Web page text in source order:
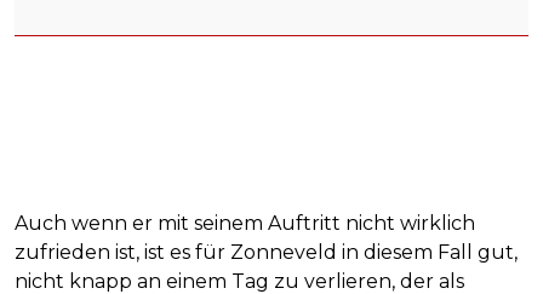
Auch wenn er mit seinem Auftritt nicht wirklich
zufrieden ist, ist es für Zonneveld in diesem Fall gut,
nicht knapp an einem Tag zu verlieren, der als